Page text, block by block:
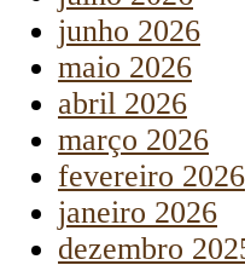
junho 2026
maio 2026
abril 2026
março 2026
fevereiro 2026
janeiro 2026
dezembro